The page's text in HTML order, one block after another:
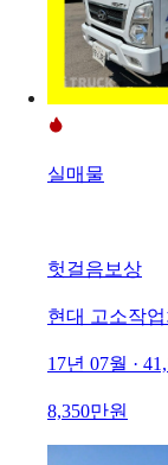
실매물
헛걸음보상
현대 고소작
17년 07월 ·
8,350만원